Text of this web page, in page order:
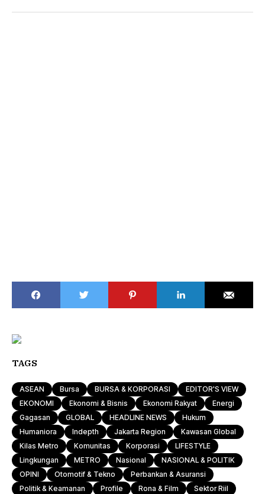
TAGS
ASEAN Bursa BURSA & KORPORASI
EDITOR'S VIEW
EKONOMI
Ekonomi & Bisnis Ekonomi Rakyat
Energi
Gagasan
GLOBAL HEADLINE NEWS
Hukum
Humaniora
Indepth Jakarta Region
Kawasan Global
Kilas Metro
Komunitas Korporasi
LIFESTYLE
Lingkungan
METRO Nasional
NASIONAL & POLITIK
OPINI
Otomotif & Tekno
Perbankan & Asuransi
Politik & Keamanan
Profile Rona & Film Sektor Riil